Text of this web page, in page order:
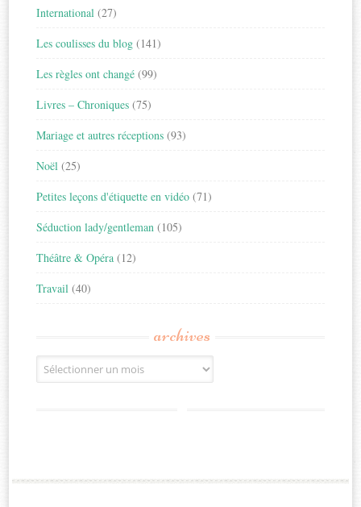
International (27)
Les coulisses du blog (141)
Les règles ont changé (99)
Livres – Chroniques (75)
Mariage et autres réceptions (93)
Noël (25)
Petites leçons d'étiquette en vidéo (71)
Séduction lady/gentleman (105)
Théâtre & Opéra (12)
Travail (40)
archives
Archives